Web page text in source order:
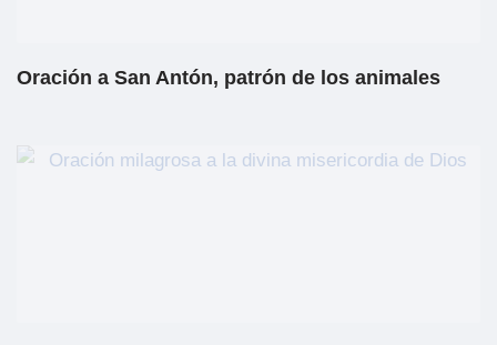
Oración a San Antón, patrón de los animales